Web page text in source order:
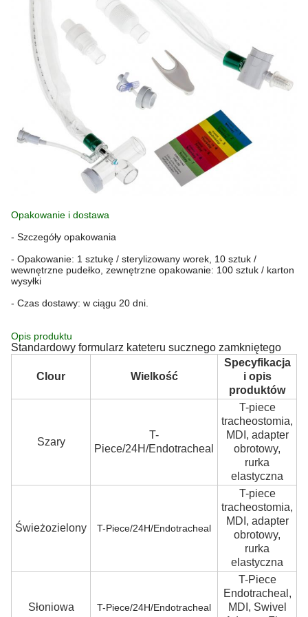
Opakowanie i dostawa
- Szczegóły opakowania
- Opakowanie: 1 sztukę / sterylizowany worek, 10 sztuk /
wewnętrzne pudełko, zewnętrzne opakowanie: 100 sztuk / karton
wysyłki
- Czas dostawy: w ciągu 20 dni.
Opis produktu
Standardowy formularz kateteru sucznego zamkniętego
Clour Wielkość
Specyfikacja
i opis
produktów
Szary
T-
Piece/24H/Endotracheal
T-piece
tracheostomia,
MDI, adapter
obrotowy,
rurka
elastyczna
Świeżozielony T-Piece/24H/Endotracheal
T-piece
tracheostomia,
MDI, adapter
obrotowy,
rurka
elastyczna
Słoniowa T-Piece/24H/Endotracheal
T-Piece
Endotracheal,
MDI, Swivel